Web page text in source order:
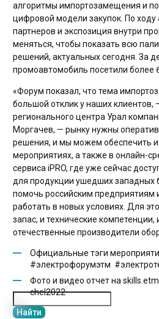
алгоритмы импортозамещения и
цифровой модели закупок. По ходу
партнеров и экспозиция внутри
меняться, чтобы показать всю
решений, актуальных сегодня. За
промоавтомобиль посетили более
«Форум показал, что тема
большой отклик у наших клиентов,
регионального центра Урал
Моргачев, — рынку нужны
решения, и мы можем обеспечить
мероприятиях, а также в онлайн-
сервиса iPRO, где уже сейчас
для продукции ушедших западных
помочь российским
работать в новых условиях. Для
запас, и технические
отечественные производители
Официальные тэги
#электрофорумэтм
Фото и видео отчет на
chel2022